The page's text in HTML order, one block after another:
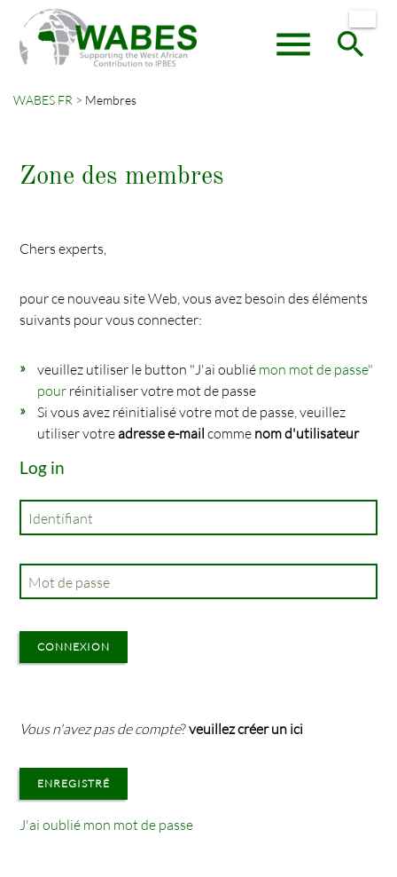
menu search
WABES FR Membres
Zone des membres
Chers experts,
pour ce nouveau site Web, vous avez besoin des éléments
suivants pour vous connecter:
veuillez utiliser le button "J'ai oublié mon mot de passe"
pour réinitialiser votre mot de passe
Si vous avez réinitialisé votre mot de passe, veuillez
utiliser votreadresse e-mailcomme nom d'utilisateur
Log in
Identifiant
Mot de passe
CONNEXION
Vous n'avez pas de compte?veuillez créer un ici
ENREGISTRÉ
J'ai oublié mon mot de passe